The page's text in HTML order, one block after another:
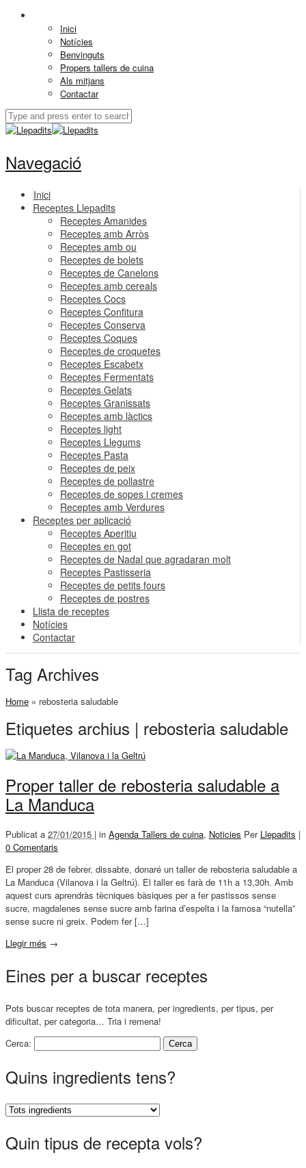
Inici
Notícies
Benvinguts
Propers tallers de cuina
Als mitjans
Contactar
Navegació
Inici
Receptes Llepadits
Receptes Amanides
Receptes amb Arròs
Receptes amb ou
Receptes de bolets
Receptes de Canelons
Receptes amb cereals
Receptes Cocs
Receptes Confitura
Receptes Conserva
Receptes Coques
Receptes de croquetes
Receptes Escabetx
Receptes Fermentats
Receptes Gelats
Receptes Granissats
Receptes amb làctics
Receptes light
Receptes Llegums
Receptes Pasta
Receptes de peix
Receptes de pollastre
Receptes de sopes i cremes
Receptes amb Verdures
Receptes per aplicació
Receptes Aperitiu
Receptes en got
Receptes de Nadal que agradaran molt
Receptes Pastisseria
Receptes de petits fours
Receptes de postres
Llista de receptes
Notícies
Contactar
Tag Archives
Home » rebosteria saludable
Etiquetes archius | rebosteria saludable
Proper taller de rebosteria saludable a
La Manduca
Publicat a 27/01/2015 | in Agenda Tallers de cuina, Noticies Per Llepadits |
0 Comentaris
El proper 28 de febrer, dissabte, donaré un taller de rebosteria saludable a
La Manduca (Vilanova i la Geltrú). El taller es farà de 11h a 13,30h. Amb
aquest curs aprendràs tècniques bàsiques per a fer pastissos sense
sucre, magdalenes sense sucre amb farina d’espelta i la famosa “nutella”
sense sucre ni greix. Podem fer […]
Llegir més →
Eines per a buscar receptes
Pots buscar receptes de tota manera, per ingredients, per tipus, per
dificultat, per categoria… Tria i remena!
Cerca:
Quins ingredients tens?
Quin tipus de recepta vols?